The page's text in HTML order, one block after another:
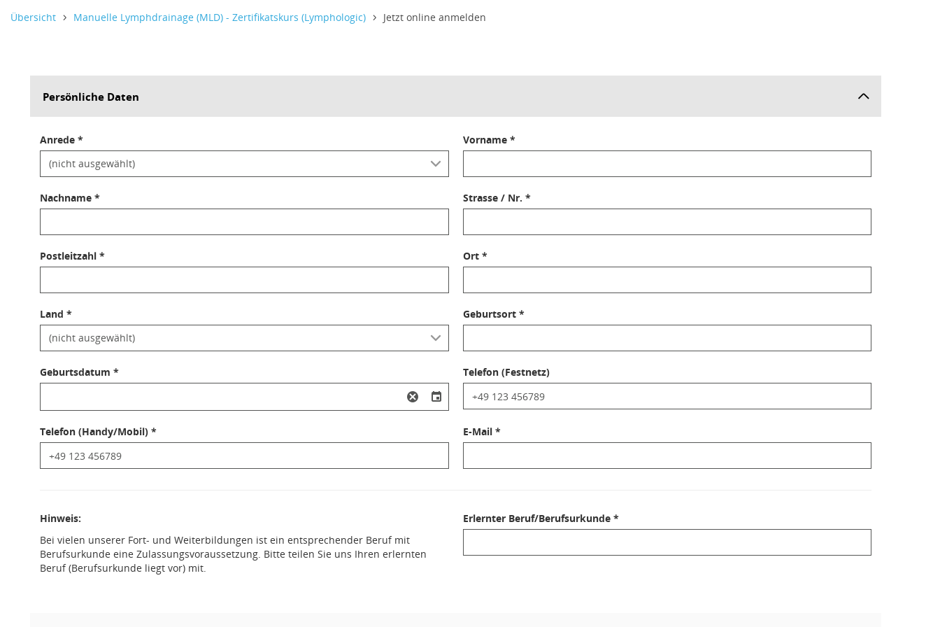
Übersicht Manuelle Lymphdrainage (MLD) - Zertifikatskurs (Lymphologic) Jetzt online anmelden
Persönliche Daten
Anrede * Vorname *
Nachname * Strasse / Nr. *
Postleitzahl * Ort *
Land * Geburtsort *
Geburtsdatum * Telefon (Festnetz)
Telefon (Handy/Mobil) * E-Mail *
Hinweis:
Bei vielen unserer Fort- und Weiterbildungen ist ein entsprechender Beruf mit
Berufsurkunde eine Zulassungsvoraussetzung. Bitte teilen Sie uns Ihren erlernten
Beruf (Berufsurkunde liegt vor) mit.
Erlernter Beruf/Berufsurkunde *